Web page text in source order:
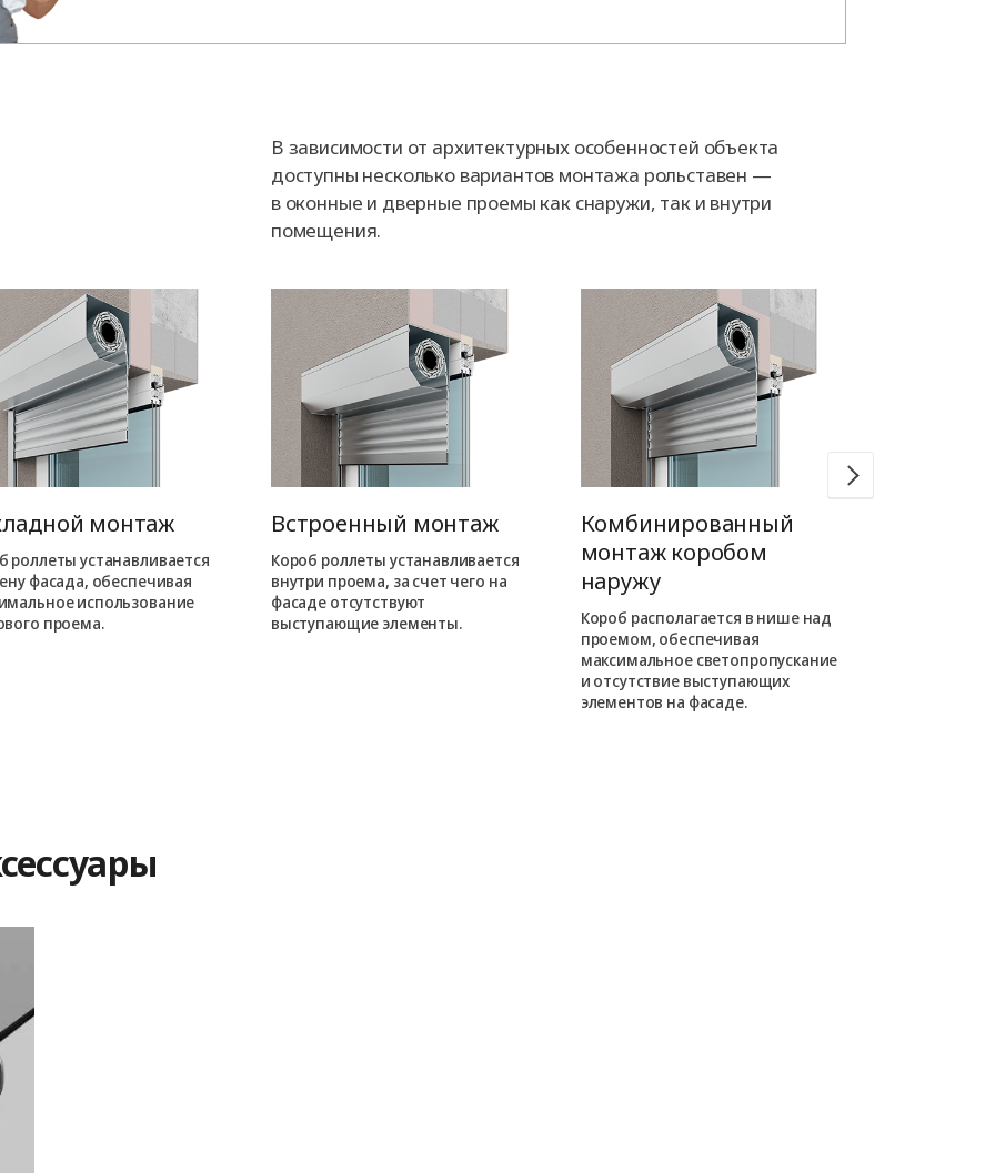
В зависимости от архитектурных особенностей объекта
доступны несколько вариантов монтажа рольставен —
в оконные и дверные проемы как снаружи, так и внутри
помещения.
монтаж
роллеты устанавливается
фасада, обеспечивая
использование
проема.
Встроенный монтаж
Короб роллеты устанавливается
внутри проема, за счет чего на
фасаде отсутствуют
выступающие элементы.
Комбинированный
монтаж коробом
наружу
Короб располагается в нише над
проемом, обеспечивая
максимальное светопропускание
и отсутствие выступающих
элементов на фасаде.